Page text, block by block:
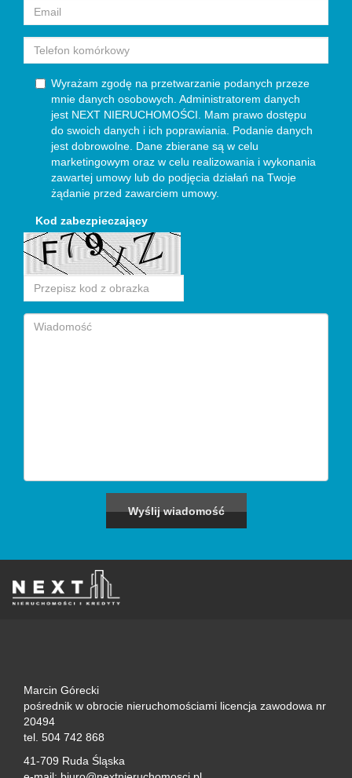
Wyrażam zgodę na przetwarzanie podanych przeze
mnie danych osobowych. Administratorem danych
jest NEXT NIERUCHOMOŚCI. Mam prawo dostępu
do swoich danych i ich poprawiania. Podanie danych
jest dobrowolne. Dane zbierane są w celu
marketingowym oraz w celu realizowania i wykonania
zawartej umowy lub do podjęcia działań na Twoje
żądanie przed zawarciem umowy.
Kod zabezpieczający
Marcin Górecki
pośrednik w obrocie nieruchomościami licencja zawodowa nr
20494
tel. 504 742 868
41-709 Ruda Śląska